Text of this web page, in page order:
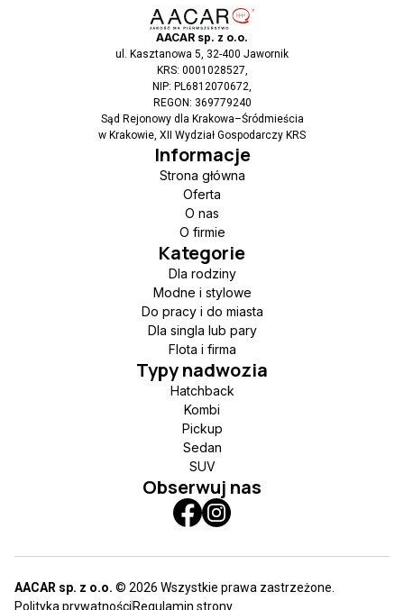
AACAR sp. z o.o.
ul. Kasztanowa 5, 32-400 Jawornik
KRS: 0001028527,
NIP: PL6812070672,
REGON: 369779240
Sąd Rejonowy dla Krakowa–Śródmieścia
w Krakowie, XII Wydział Gospodarczy KRS
Informacje
Strona główna
Oferta
O nas
O firmie
Kategorie
Dla rodziny
Modne i stylowe
Do pracy i do miasta
Dla singla lub pary
Flota i firma
Typy nadwozia
Hatchback
Kombi
Pickup
Sedan
SUV
Obserwuj nas
AACAR sp. z o.o. © 2026 Wszystkie prawa zastrzeżone.
Polityka prywatności Regulamin strony